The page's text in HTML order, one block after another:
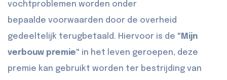
vochtproblemen worden onder
bepaalde voorwaarden door de overheid
gedeeltelijk terugbetaald. Hiervoor is de "Mijn
verbouw premie" in het leven geroepen, deze
premie kan gebruikt worden ter bestrijding van